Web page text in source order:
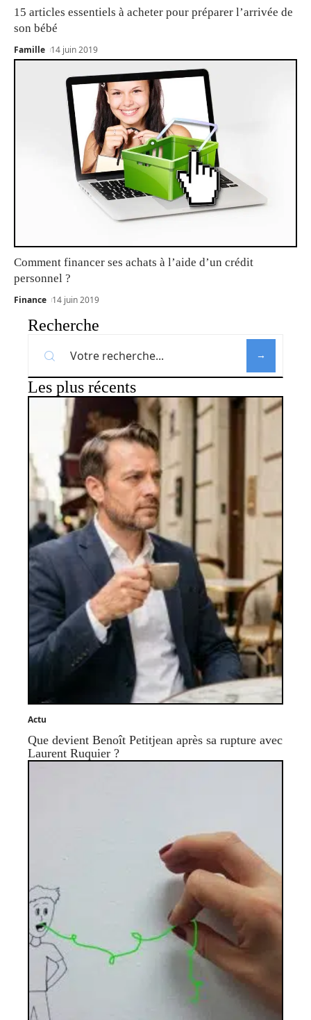
15 articles essentiels à acheter pour préparer l’arrivée de
son bébé
Famille 14 juin 2019
Comment financer ses achats à l’aide d’un crédit
personnel ?
Finance 14 juin 2019
Recherche
Les plus récents
Actu
Que devient Benoît Petitjean après sa rupture avec
Laurent Ruquier ?